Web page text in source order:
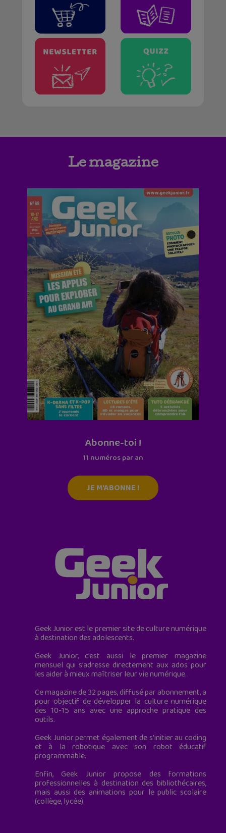
Le magazine
Abonne-toi !
11 numéros par an
JE M'ABONNE !
Geek Junior est le premier site de culture numérique
à destination des adolescents.
Geek Junior, c’est aussi le premier magazine
mensuel qui s’adresse directement aux ados pour
les aider à mieux maîtriser leur vie numérique.
Ce magazine de 32 pages, diffusé par abonnement, a
pour objectif de développer la culture numérique
des 10-15 ans avec une approche pratique des
outils.
Geek Junior permet également de s'initier au coding
et à la robotique avec son robot éducatif
programmable.
Enfin, Geek Junior propose des formations
professionnelles à destination des bibliothécaires,
mais aussi des animations pour le public scolaire
(collège, lycée).